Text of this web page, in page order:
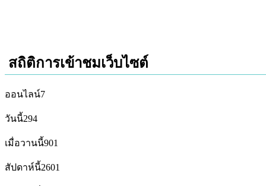
สถิติการเข้าชมเว็บไซต์
ออนไลน์7
วันนี้294
เมื่อวานนี้901
สัปดาห์นี้2601